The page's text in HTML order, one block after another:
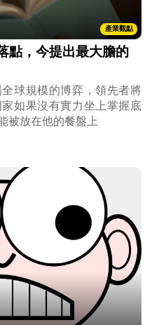
產業觀點
點，今提出最大膽的
球規模的博弈，領先者將
如果沒有實力坐上掌握底
被放在他的餐盤上